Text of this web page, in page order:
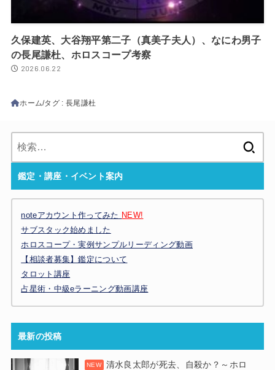
久保建英、大谷翔平第二子（真美子夫人）、なにわ男子
の長尾謙杜、ホロスコープ考察
2026.06.22
ホーム タグ : 長尾謙杜
鑑定・講座・イベント案内
noteアカウント作ってみた NEW!
サブスタック始めました
ホロスコープ・実例サンプルリーディング動画
【相談者募集】鑑定について
タロット講座
占星術・中級eラーニング動画講座
最新の投稿
清水良太郎が死去、自殺か？～ホロ